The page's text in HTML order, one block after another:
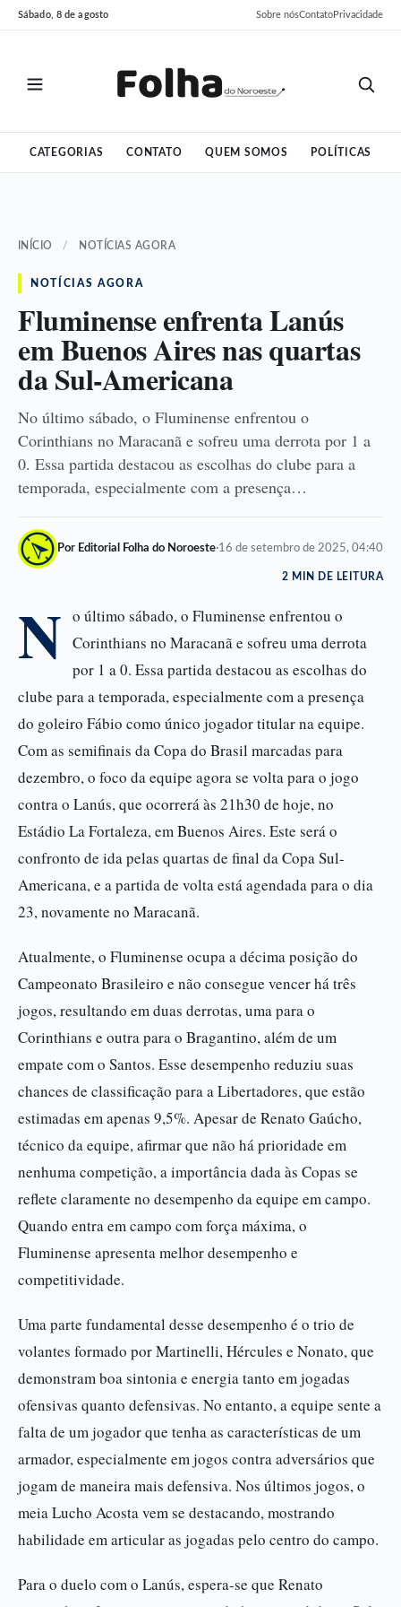
Pular
para
Pular
para
Sábado, 8 de agosto Sobre nósContatoPrivacidade
CATEGORIAS CONTATO QUEM SOMOS POLÍTICAS
INÍCIO / NOTÍCIAS AGORA
NOTÍCIAS AGORA
Fluminense enfrenta Lanús
em Buenos Aires nas quartas
da Sul-Americana
No último sábado, o Fluminense enfrentou o
Corinthians no Maracanã e sofreu uma derrota por 1 a
0. Essa partida destacou as escolhas do clube para a
temporada, especialmente com a presença…
Por Editorial Folha do Noroeste·16 de setembro de 2025, 04:40
2 MIN DE LEITURA
N o último sábado, o Fluminense enfrentou o
Corinthians no Maracanã e sofreu uma derrota
por 1 a 0. Essa partida destacou as escolhas do
clube para a temporada, especialmente com a presença
do goleiro Fábio como único jogador titular na equipe.
Com as semifinais da Copa do Brasil marcadas para
dezembro, o foco da equipe agora se volta para o jogo
contra o Lanús, que ocorrerá às 21h30 de hoje, no
Estádio La Fortaleza, em Buenos Aires. Este será o
confronto de ida pelas quartas de final da Copa Sul-
Americana, e a partida de volta está agendada para o dia
23, novamente no Maracanã.
Atualmente, o Fluminense ocupa a décima posição do
Campeonato Brasileiro e não consegue vencer há três
jogos, resultando em duas derrotas, uma para o
Corinthians e outra para o Bragantino, além de um
empate com o Santos. Esse desempenho reduziu suas
chances de classificação para a Libertadores, que estão
estimadas em apenas 9,5%. Apesar de Renato Gaúcho,
técnico da equipe, afirmar que não há prioridade em
nenhuma competição, a importância dada às Copas se
reflete claramente no desempenho da equipe em campo.
Quando entra em campo com força máxima, o
Fluminense apresenta melhor desempenho e
competitividade.
Uma parte fundamental desse desempenho é o trio de
volantes formado por Martinelli, Hércules e Nonato, que
demonstram boa sintonia e energia tanto em jogadas
ofensivas quanto defensivas. No entanto, a equipe sente a
falta de um jogador que tenha as características de um
armador, especialmente em jogos contra adversários que
jogam de maneira mais defensiva. Nos últimos jogos, o
meia Lucho Acosta vem se destacando, mostrando
habilidade em articular as jogadas pelo centro do campo.
Para o duelo com o Lanús, espera-se que Renato